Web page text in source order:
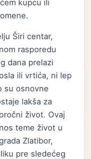
kupcu ili
Širi centar,
rasporedu
dana prelazi
ili vrtića, ni lep
su osnovne
lakša za
život. Ovaj
teme život u
Zlatibor,
pre sledećeg